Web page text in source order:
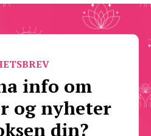
info om
og nyheter
din?